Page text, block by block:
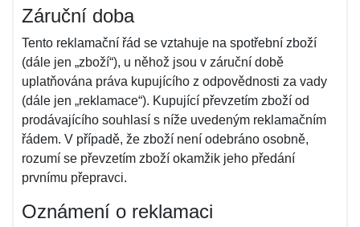
Záruční doba
Tento reklamační řád se vztahuje na spotřební zboží
(dále jen „zboží“), u něhož jsou v záruční době
uplatňována práva kupujícího z odpovědnosti za vady
(dále jen „reklamace“). Kupující převzetím zboží od
prodávajícího souhlasí s níže uvedeným reklamačním
řádem. V případě, že zboží není odebráno osobně,
rozumí se převzetím zboží okamžik jeho předání
prvnímu přepravci.
Oznámení o reklamaci